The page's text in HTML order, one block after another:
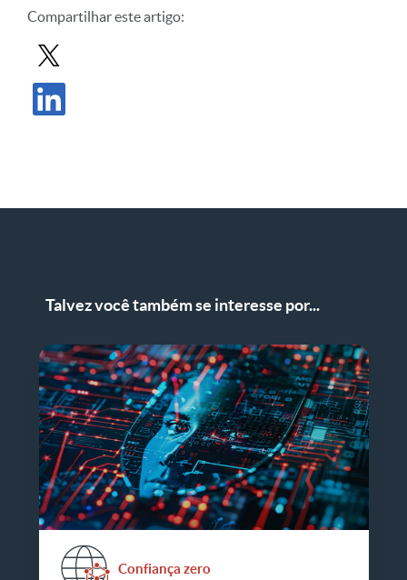
Compartilhar este artigo:
Compartilhar postagem no X
Talvez você também se interesse por...
Confiança zero